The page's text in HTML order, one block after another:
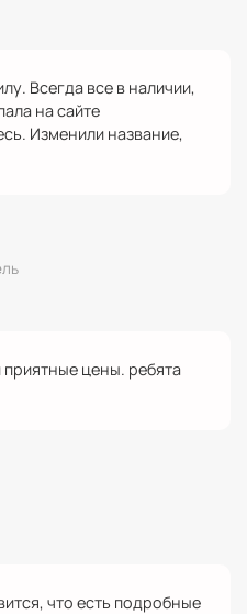
Всегда все в наличии,
на сайте
Изменили название,
цены. ребята
что есть подробные